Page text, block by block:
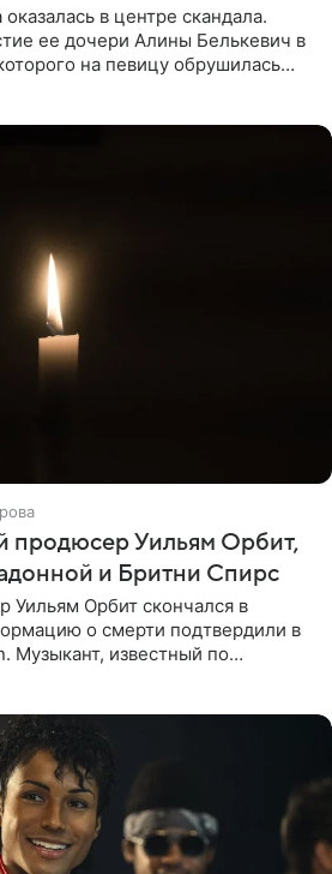
в центре скандала.
ее дочери Алины Белькевич в
на певицу обрушилась
продюсер Уильям Орбит,
и Бритни Спирс
Уильям Орбит скончался в
о смерти подтвердили в
Музыкант, известный по